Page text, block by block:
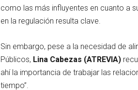
como las más influyentes en cuanto a
en la regulación resulta clave.
Sin embargo, pese a la necesidad de
Públicos, Lina Cabezas (ATREVIA)
ahí la importancia de trabajar las
tiempo”.